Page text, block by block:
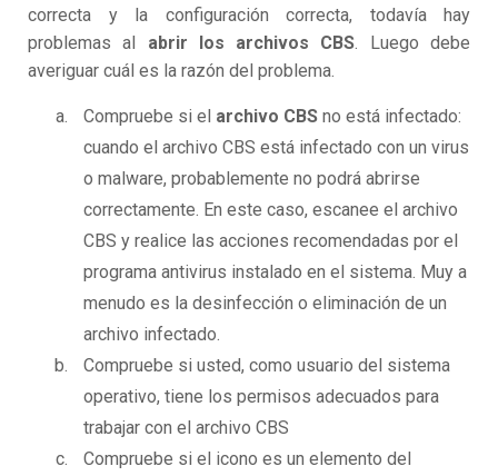
correcta y la configuración correcta, todavía hay
problemas al abrir los archivos CBS. Luego debe
averiguar cuál es la razón del problema.
Compruebe si el archivo CBS no está infectado:
cuando el archivo CBS está infectado con un virus
o malware, probablemente no podrá abrirse
correctamente. En este caso, escanee el archivo
CBS y realice las acciones recomendadas por el
programa antivirus instalado en el sistema. Muy a
menudo es la desinfección o eliminación de un
archivo infectado.
Compruebe si usted, como usuario del sistema
operativo, tiene los permisos adecuados para
trabajar con el archivo CBS
Compruebe si el icono es un elemento del